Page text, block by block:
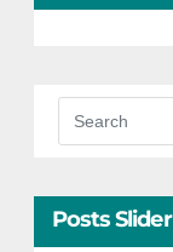
Posts Slider